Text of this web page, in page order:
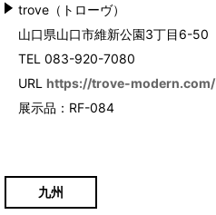
trove（トローヴ）
山口県山口市維新公園3丁目6-50
TEL 083-920-7080
URL https://trove-modern.com/
展示品：RF-084
九州